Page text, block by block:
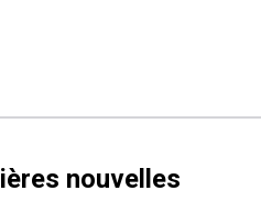
nouvelles